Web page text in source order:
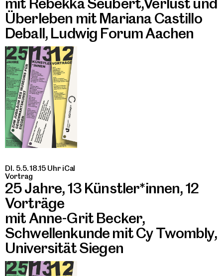
Überleben mit Mariana Castillo
Deball, Ludwig Forum Aachen
DI. 5.5. 18.15 Uhr iCal
Vortrag
25 Jahre, 13 Künstler*innen, 12
Vorträge
mit Anne-Grit Becker,
Schwellenkunde mit Cy Twombly,
Universität Siegen